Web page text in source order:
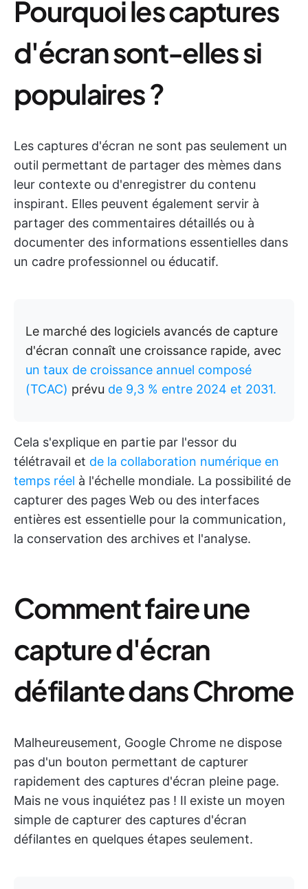
Pourquoi les captures
d'écran sont-elles si
populaires ?
Les captures d'écran ne sont pas seulement un
outil permettant de partager des mèmes dans
leur contexte ou d'enregistrer du contenu
inspirant. Elles peuvent également servir à
partager des commentaires détaillés ou à
documenter des informations essentielles dans
un cadre professionnel ou éducatif.
Le marché des logiciels avancés de capture
d'écran connaît une croissance rapide, avec
un taux de croissance annuel composé
(TCAC) prévu de 9,3 % entre 2024 et 2031.
Cela s'explique en partie par l'essor du
télétravail et de la collaboration numérique en
temps réel à l'échelle mondiale. La possibilité de
capturer des pages Web ou des interfaces
entières est essentielle pour la communication,
la conservation des archives et l'analyse.
Comment faire une
capture d'écran
défilante dans Chrome
Malheureusement, Google Chrome ne dispose
pas d'un bouton permettant de capturer
rapidement des captures d'écran pleine page.
Mais ne vous inquiétez pas ! Il existe un moyen
simple de capturer des captures d'écran
défilantes en quelques étapes seulement.